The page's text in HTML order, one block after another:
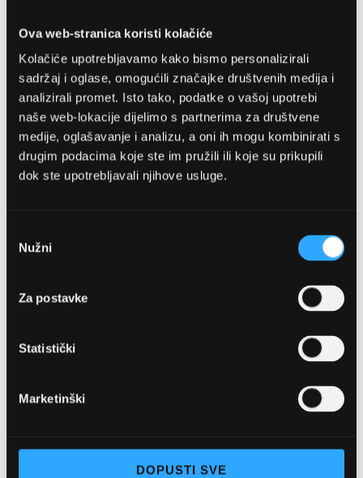
Ova web-stranica koristi kolačiće
Kolačiće upotrebljavamo kako bismo personalizirali
sadržaj i oglase, omogućili značajke društvenih medija i
analizirali promet. Isto tako, podatke o vašoj upotrebi
naše web-lokacije dijelimo s partnerima za društvene
medije, oglašavanje i analizu, a oni ih mogu kombinirati s
drugim podacima koje ste im pružili ili koje su prikupili
dok ste upotrebljavali njihove usluge.
pristanka
Nužni
Za postavke
Statistički
Marketinški
DOPUSTI SVE
Detalji
Podijeli s prijateljima
webshop@optikanjego.hr